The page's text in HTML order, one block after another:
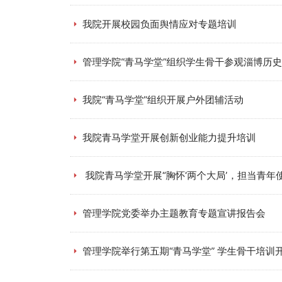
我院开展校园负面舆情应对专题培训
管理学院“青马学堂”组织学生骨干参观淄博历
我院“青马学堂”组织开展户外团辅活动
我院青马学堂开展创新创业能力提升培训
我院青马学堂开展“胸怀‘两个大局’，担当青年
管理学院党委举办主题教育专题宣讲报告会
管理学院举行第五期“青马学堂” 学生骨干培训